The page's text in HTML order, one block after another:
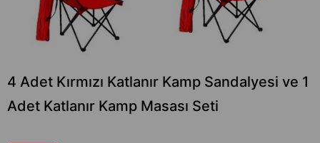
4 Adet Kırmızı Katlanır Kamp Sandalyesi ve 1
Adet Katlanır Kamp Masası Seti